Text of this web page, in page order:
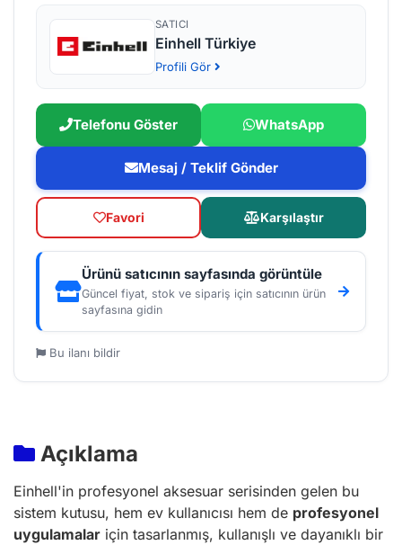
SATICI
Einhell Türkiye
Profili Gör
Telefonu Göster WhatsApp
Mesaj / Teklif Gönder
Favori Karşılaştır
Ürünü satıcının sayfasında görüntüle
Güncel fiyat, stok ve sipariş için satıcının ürün
sayfasına gidin
Bu ilanı bildir
Açıklama
Einhell'in profesyonel aksesuar serisinden gelen bu
sistem kutusu, hem ev kullanıcısı hem de profesyonel
uygulamalar için tasarlanmış, kullanışlı ve dayanıklı bir